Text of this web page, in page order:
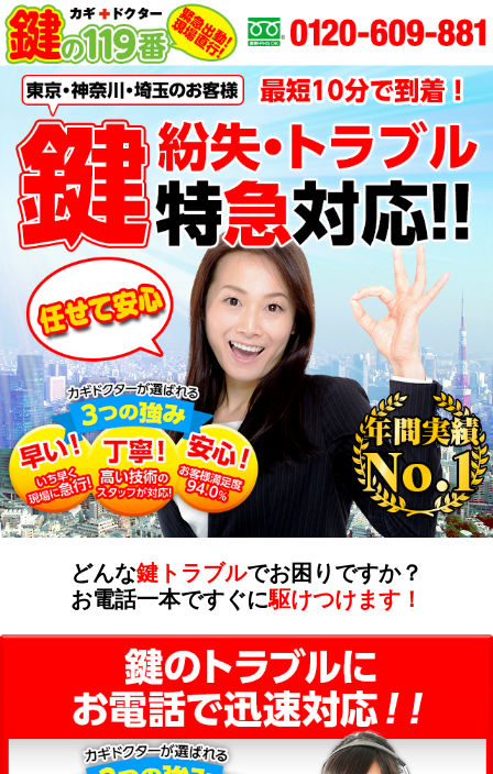
どんな鍵トラブルでお困りですか？
お電話一本ですぐに駆けつけます！